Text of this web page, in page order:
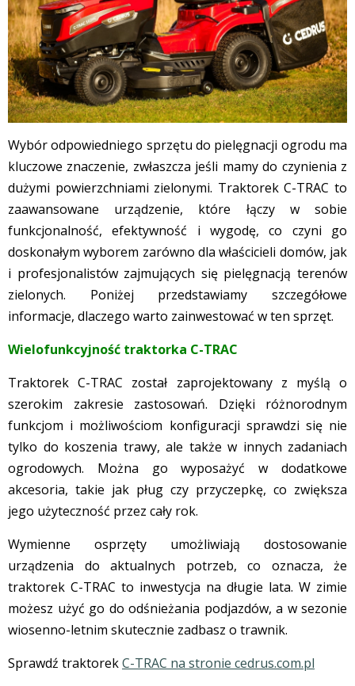
Wybór odpowiedniego sprzętu do pielęgnacji ogrodu ma
kluczowe znaczenie, zwłaszcza jeśli mamy do czynienia z
dużymi powierzchniami zielonymi. Traktorek C-TRAC to
zaawansowane urządzenie, które łączy w sobie
funkcjonalność, efektywność i wygodę, co czyni go
doskonałym wyborem zarówno dla właścicieli domów, jak
i profesjonalistów zajmujących się pielęgnacją terenów
zielonych. Poniżej przedstawiamy szczegółowe
informacje, dlaczego warto zainwestować w ten sprzęt.
Wielofunkcyjność traktorka C-TRAC
Traktorek C-TRAC został zaprojektowany z myślą o
szerokim zakresie zastosowań. Dzięki różnorodnym
funkcjom i możliwościom konfiguracji sprawdzi się nie
tylko do koszenia trawy, ale także w innych zadaniach
ogrodowych. Można go wyposażyć w dodatkowe
akcesoria, takie jak pług czy przyczepkę, co zwiększa
jego użyteczność przez cały rok.
Wymienne osprzęty umożliwiają dostosowanie
urządzenia do aktualnych potrzeb, co oznacza, że
traktorek C-TRAC to inwestycja na długie lata. W zimie
możesz użyć go do odśnieżania podjazdów, a w sezonie
wiosenno-letnim skutecznie zadbasz o trawnik.
Sprawdź traktorekC-TRAC na stronie cedrus.com.pl